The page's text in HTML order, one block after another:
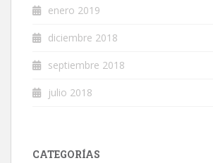
enero 2019
diciembre 2018
septiembre 2018
julio 2018
CATEGORÍAS